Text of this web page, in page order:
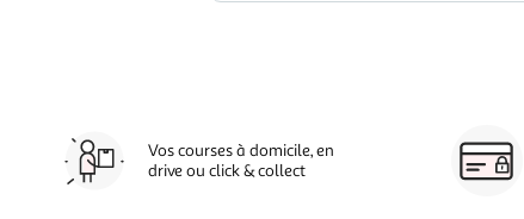
Vos courses à domicile, en
drive ou click & collect